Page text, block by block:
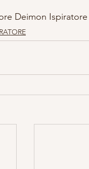
Deimon Ispiratore